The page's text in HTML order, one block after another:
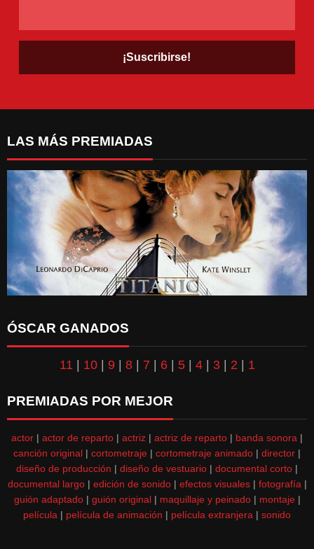
LAS MÁS PREMIADAS
ÓSCAR GANADOS
11 | 10| 9| 8| 7 | 6| 5| 4| 3| 2 | 1
PREMIADAS POR MEJOR
actor | actor de reparto | actriz | actriz de reparto | banda sonora |
canción original | cortometraje | cortometraje animado | director |
diseño de producción | diseño de vestuario | documental corto |
documental largo| edición de sonido| efectos visuales| fotografía |
guión adaptado| guión original| maquillaje y peinado| montaje|
película | película de animación | película extranjera | sonido